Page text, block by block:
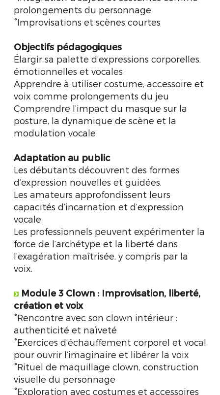
prolongements du personnage
°Improvisations et scènes courtes
Objectifs pédagogiques
Élargir sa palette d’expressions corporelles,
émotionnelles et vocales
Apprendre à utiliser costume, accessoire et
voix comme prolongements du jeu
Comprendre l’impact du masque sur la
posture, la dynamique de scène et la
modulation vocale
Adaptation au public
Les débutants découvrent des formes
d’expression nouvelles et guidées.
Les amateurs approfondissent leurs
capacités d’incarnation et d’expression
vocale.
Les professionnels peuvent expérimenter la
force de l’archétype et la liberté dans
l’exagération maîtrisée, y compris par la
voix.
Module 3 Clown : Improvisation, liberté,
création et voix
°Rencontre avec son clown intérieur :
authenticité et naïveté
°Exercices d’échauffement corporel et vocal
pour ouvrir l’imaginaire et libérer la voix
°Rituel de maquillage clown, construction
visuelle du personnage
°Exploration avec costumes et accessoires